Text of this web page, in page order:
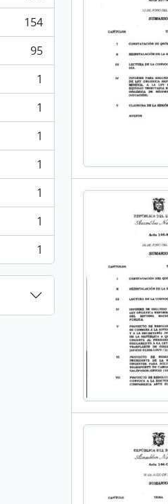
154
95
1
1
1
1
1
1
1